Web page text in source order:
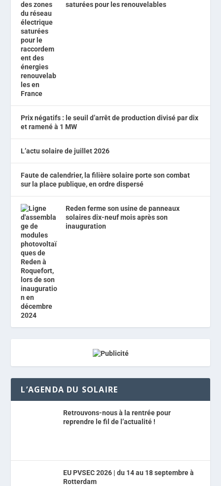
saturées pour les renouvelables
Prix négatifs : le seuil d’arrêt de production divisé par dix
et ramené à 1 MW
L’actu solaire de juillet 2026
Faute de calendrier, la filière solaire porte son combat
sur la place publique, en ordre dispersé
Reden ferme son usine de panneaux
solaires dix-neuf mois après son
inauguration
L’AGENDA DU SOLAIRE
Retrouvons-nous à la rentrée pour
reprendre le fil de l’actualité !
EU PVSEC 2026 | du 14 au 18 septembre à
Rotterdam